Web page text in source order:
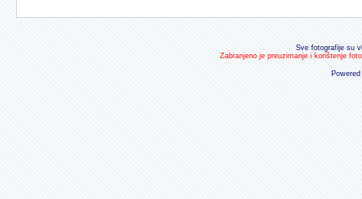
Sve fotografije su
Zabranjeno je preuzimanje i korištenje